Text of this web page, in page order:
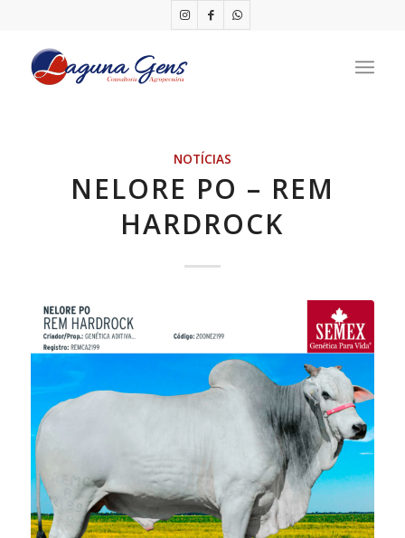
NOTÍCIAS
NELORE PO – REM
HARDROCK